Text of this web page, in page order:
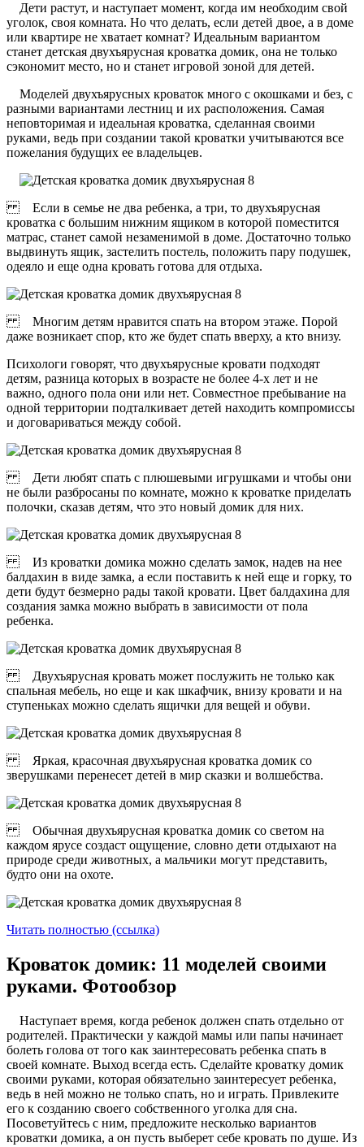
Дети растут, и наступает момент, когда им необходим свой
уголок, своя комната. Но что делать, если детей двое, а в доме
или квартире не хватает комнат? Идеальным вариантом
станет детская двухъярусная кроватка домик, она не только
сэкономит место, но и станет игровой зоной для детей.
Моделей двухъярусных кроваток много с окошками и без, с
разными вариантами лестниц и их расположения. Самая
неповторимая и идеальная кроватка, сделанная своими
руками, ведь при создании такой кроватки учитываются все
пожелания будущих ее владельцев.
Если в семье не два ребенка, а три, то двухъярусная
кроватка с большим нижним ящиком в которой поместится
матрас, станет самой незаменимой в доме. Достаточно только
выдвинуть ящик, застелить постель, положить пару подушек,
одеяло и еще одна кровать готова для отдыха.
Многим детям нравится спать на втором этаже. Порой
даже возникает спор, кто же будет спать вверху, а кто внизу.
Психологи говорят, что двухъярусные кровати подходят
детям, разница которых в возрасте не более 4-х лет и не
важно, одного пола они или нет. Совместное пребывание на
одной территории подталкивает детей находить компромиссы
и договариваться между собой.
Дети любят спать с плюшевыми игрушками и чтобы они
не были разбросаны по комнате, можно к кроватке приделать
полочки, сказав детям, что это новый домик для них.
Из кроватки домика можно сделать замок, надев на нее
балдахин в виде замка, а если поставить к ней еще и горку, то
дети будут безмерно рады такой кровати. Цвет балдахина для
создания замка можно выбрать в зависимости от пола
ребенка.
Двухъярусная кровать может послужить не только как
спальная мебель, но еще и как шкафчик, внизу кровати и на
ступеньках можно сделать ящички для вещей и обуви.
Яркая, красочная двухъярусная кроватка домик со
зверушками перенесет детей в мир сказки и волшебства.
Обычная двухъярусная кроватка домик со светом на
каждом ярусе создаст ощущение, словно дети отдыхают на
природе среди животных, а мальчики могут представить,
будто они на охоте.
Читать полностью (ссылка)
Кроваток домик: 11 моделей своими
руками. Фотообзор
Наступает время, когда ребенок должен спать отдельно от
родителей. Практически у каждой мамы или папы начинает
болеть голова от того как заинтересовать ребенка спать в
своей комнате. Выход всегда есть. Сделайте кроватку домик
своими руками, которая обязательно заинтересует ребенка,
ведь в ней можно не только спать, но и играть. Привлеките
его к созданию своего собственного уголка для сна.
Посоветуйтесь с ним, предложите несколько вариантов
кроватки домика, а он пусть выберет себе кровать по душе. Из